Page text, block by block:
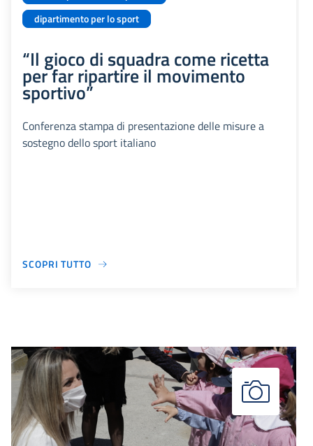
dipartimento per lo sport
“Il gioco di squadra come ricetta
per far ripartire il movimento
sportivo”
Conferenza stampa di presentazione delle misure a
sostegno dello sport italiano
SCOPRI TUTTO